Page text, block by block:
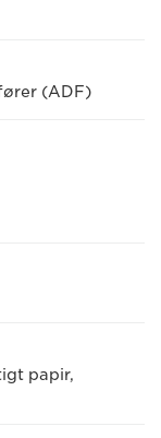
(ADF)
papir,